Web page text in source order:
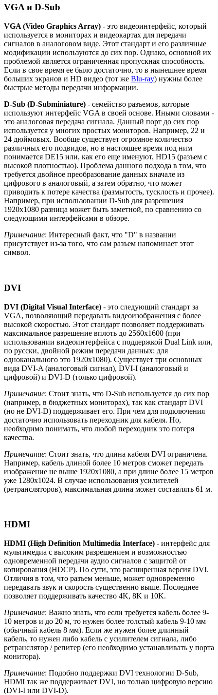
VGA и D-Sub
VGA (Video Graphics Array) - это видеоинтерфейс, который
используется в мониторах и видеокартах для передачи
сигналов в аналоговом виде. Этот стандарт и его различные
модификации используются до сих пор. Однако, основной их
проблемой является ограниченная пропускная способность.
Если в свое время ее было достаточно, то в нынешнее время
больших экранов и HD видео (тот же Blu-ray) нужны более
быстрые методы передачи информации.
D-Sub (D-Subminiature) - семейство разъемов, которые
используют интерфейс VGA в своей основе. Иными словами -
это аналоговая передача сигнала. Данный порт до сих пор
используется у многих простых мониторов. Например, 22 и
24 дюймовых. Вообще существует огромное количество
различных его подвидов, но в настоящее время под ним
понимается DE15 или, как его еще именуют, HD15 (разъем с
высокой плотностью). Проблема данного подхода в том, что
требуется двойное преобразование данных вначале из
цифрового в аналоговый, а затем обратно, что может
приводить к потере качества (размытость, тусклость и прочее).
Например, при использовании D-Sub для разрешения
1920x1080 разница может быть заметной, по сравнению со
следующими интерфейсами в обзоре.
Примечание: Интересный факт, что "D" в названии
присутствует из-за того, что сам разъем напоминает этот
символ.
DVI
DVI (Digital Visual Interface) - это следующий стандарт за
VGA, позволяющий передавать видеоизображения с более
высокой скоростью. Этот стандарт позволяет поддерживать
максимальное разрешение вплоть до 2560x1600 (при
использовании видеоинтерфейса с поддержкой Dual Link или,
по русски, двойной режим передачи данных; для
одноканального это 1920x1080). Существует три основных
вида DVI-A (аналоговый сигнал), DVI-I (аналоговый и
цифровой) и DVI-D (только цифровой).
Примечание: Стоит знать, что D-Sub используется до сих пор
(например, в бюджетных мониторах), так как стандарт DVI
(но не DVI-D) поддерживает его. При чем для подключения
достаточно использовать переходник для кабеля. Но,
необходимо понимать, что любой переходник это потеря
качества.
Примечание: Стоит знать, что длина кабеля DVI ограничена.
Например, кабель длиной более 10 метров сможет передать
изображение не выше 1920x1080, а при длине более 15 метров
уже 1280x1024. В случае использования усилителей
(ретрансляторов), максимальная длина может составлять 61 м.
HDMI
HDMI (High Definition Multimedia Interface) - интерфейс для
мультимедиа с высоким разрешением и возможностью
одновременной передачи аудио сигналов с защитой от
копирования (HDCP). По сути, это расширенная версия DVI.
Отличия в том, что разъем меньше, может одновременно
передавать звук и скорость существенно выше. Последнее
позволяет поддерживать качество 4K, 8K и 10K.
Примечание: Важно знать, что если требуется кабель более 9-
10 метров и до 20 м, то нужен более толстый кабель 9-10 мм
(обычный кабель 8 мм). Если же нужен более длинный
кабель, то нужен либо кабель с усилителем сигнала, либо
ретранслятор / репитер (его необходимо устанавливать у порта
монитора).
Примечание: Подобно поддержки DVI технологии D-Sub,
HDMI так же поддерживает DVI, но только цифровую версию
(DVI-I или DVI-D).